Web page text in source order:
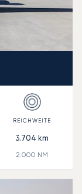
3.704 km
2.000 NM